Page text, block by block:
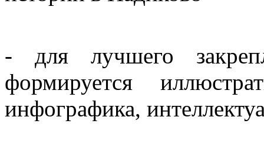
- для лучшего
формируется
инфографика,